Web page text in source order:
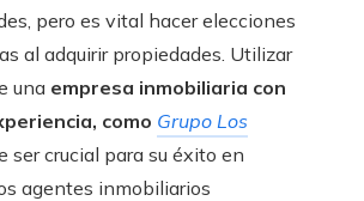
pero es vital hacer elecciones
al adquirir propiedades. Utilizar
una empresa inmobiliaria con
como Grupo Los
ser crucial para su éxito en
agentes inmobiliarios